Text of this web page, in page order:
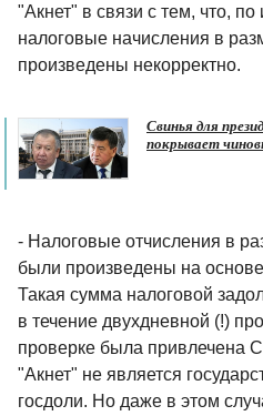
"Акнет" в связи с тем, что,
налоговые начисления в
произведены некорректно.
Свинья для
покрывает
- Налоговые отчисления в
были произведены на
Такая сумма налоговой
в течение двухдневной (!)
проверке была привлечена
"Акнет" не является
госдоли. Но даже в этом